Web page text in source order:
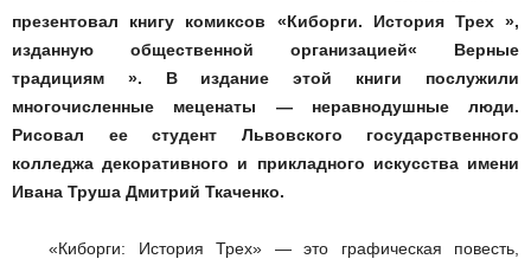
презентовал книгу комиксов «Киборги. История Трех »,
изданную общественной организацией« Верные
традициям ». В издание этой книги послужили
многочисленные меценаты — неравнодушные люди.
Рисовал ее студент Львовского государственного
колледжа декоративного и прикладного искусства имени
Ивана Труша Дмитрий Ткаченко.
«Киборги: История Трех» — это графическая повесть,